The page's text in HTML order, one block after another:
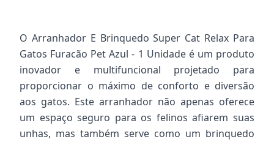
O Arranhador E Brinquedo Super Cat Relax Para
Gatos Furacão Pet Azul - 1 Unidade é um produto
inovador e multifuncional projetado para
proporcionar o máximo de conforto e diversão
aos gatos. Este arranhador não apenas oferece
um espaço seguro para os felinos afiarem suas
unhas, mas também serve como um brinquedo